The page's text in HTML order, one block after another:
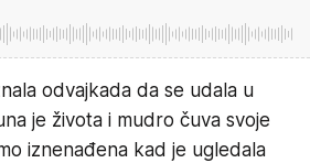
odvajkada da se udala u
je života i mudro čuva svoje
iznenađena kad je ugledala